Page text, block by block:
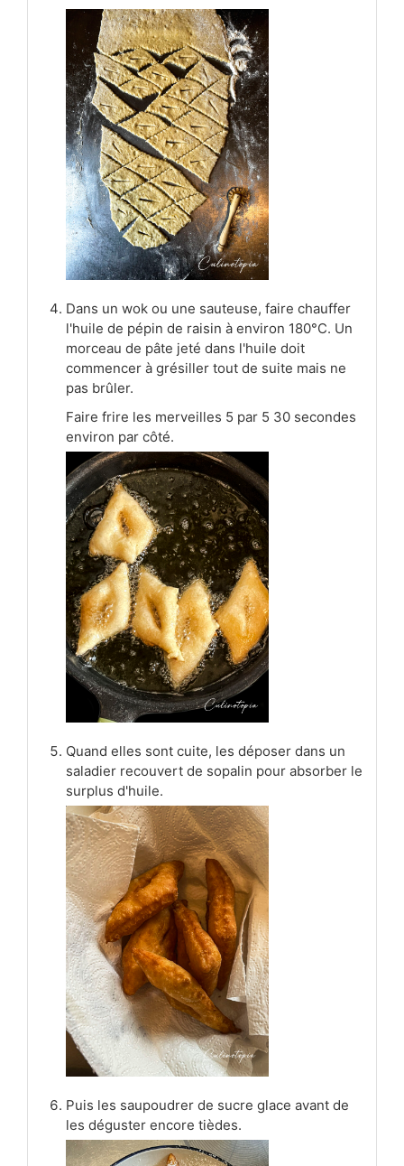
Dans un wok ou une sauteuse, faire chauffer
l'huile de pépin de raisin à environ 180°C. Un
morceau de pâte jeté dans l'huile doit
commencer à grésiller tout de suite mais ne
pas brûler.
Faire frire les merveilles 5 par 5 30 secondes
environ par côté.
Quand elles sont cuite, les déposer dans un
saladier recouvert de sopalin pour absorber le
surplus d'huile.
Puis les saupoudrer de sucre glace avant de
les déguster encore tièdes.